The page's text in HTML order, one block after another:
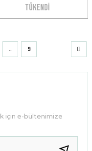
TÜKENDİ
.. 9
için e-bültenimize